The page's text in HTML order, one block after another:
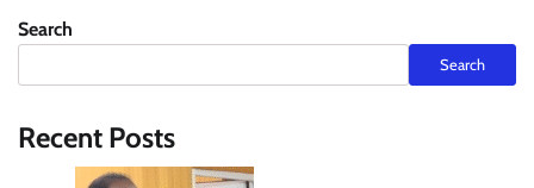
Search
Search
Recent Posts